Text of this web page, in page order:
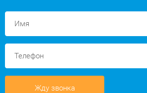
Жду звонка